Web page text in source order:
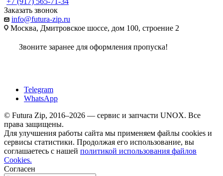
Заказать звонок
info@futura-zip.ru
Москва, Дмитровское шоссе, дом 100, строение 2
Звоните заранее для оформления пропуска!
Telegram
WhatsApp
© Futura Zip, 2016–2026 — сервис и запчасти UNOX. Все
права защищены.
Для улучшения работы сайта мы применяем файлы cookies и
сервисы статистики. Продолжая его использование, вы
соглашаетесь с нашей политикой использования файлов
Cookies.
Согласен